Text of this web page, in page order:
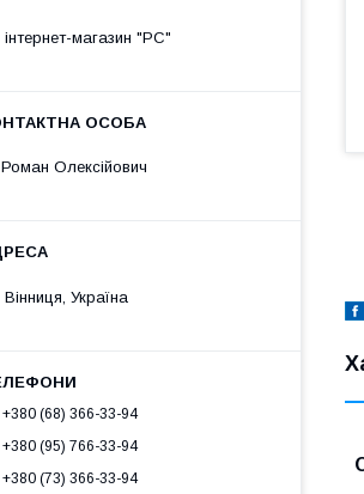
інтернет-магазин "РС"
Роман Олексійович
Вінниця, Україна
+380 (68) 366-33-94
+380 (95) 766-33-94
+380 (73) 366-33-94